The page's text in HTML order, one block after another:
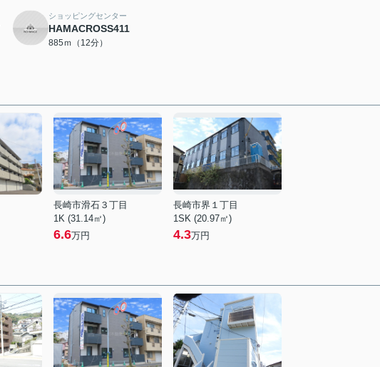
ショッピングセンター
HAMACROSS411
885ｍ（12分）
長崎市滑石３丁目
1K (31.14㎡)
6.6万円
長崎市界１丁目
1SK (20.97㎡)
4.3万円